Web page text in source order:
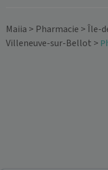
Maiia > Pharmacie >Île-
Villeneuve-sur-Bellot >